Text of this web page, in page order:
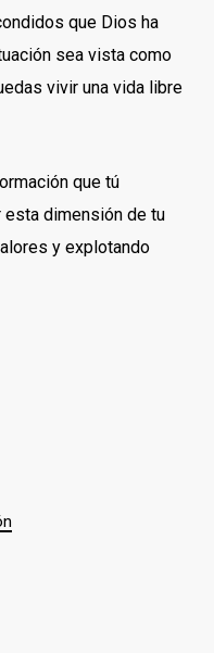
que Dios ha
sea vista como
vivir una vida libre
que tú
dimensión de tu
y explotando